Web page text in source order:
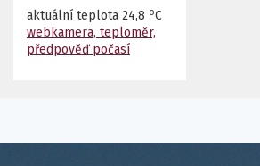
aktuální teplota 24,8 oC
webkamera, teploměr,
předpověď počasí